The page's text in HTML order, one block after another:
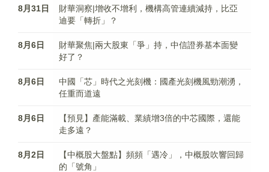
8月31日
財華洞察|增收不增利，機構高管連續減持，比亞
迪要「轉折」？
8月6日
財華聚焦|兩大股東「爭」持，中信證券基本面變
好了？
8月6日
中國「芯」時代之光刻機：國產光刻機風勁潮湧，
任重而道遠
8月6日
【預見】產能滿載、業績增3倍的中芯國際，還能
走多遠？
8月2日
【中概股大盤點】頻頻「遇冷」，中概股吹響回歸
的「號角」